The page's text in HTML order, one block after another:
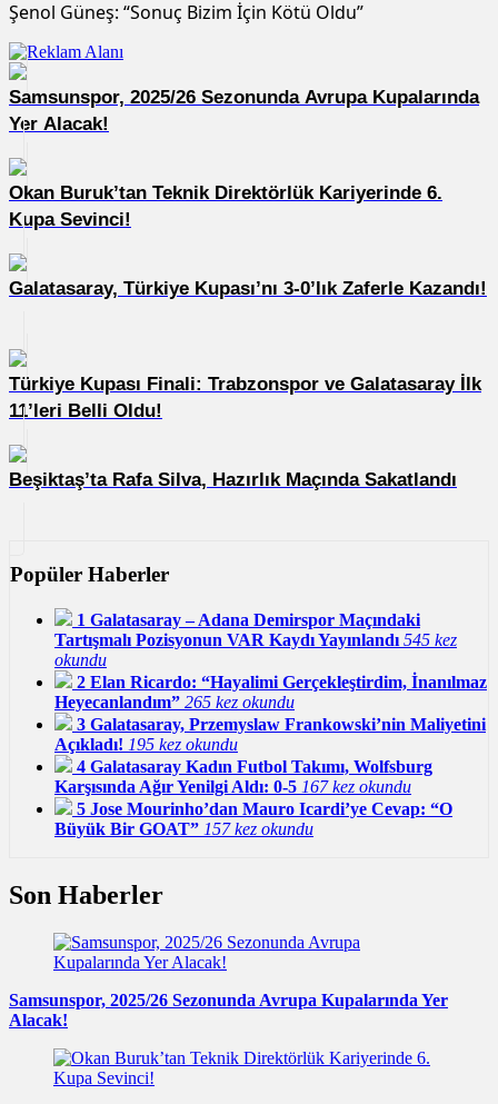
Şenol Güneş: “Sonuç Bizim İçin Kötü Oldu”
Samsunspor, 2025/26 Sezonunda Avrupa Kupalarında
Yer Alacak!
Okan Buruk’tan Teknik Direktörlük Kariyerinde 6.
Kupa Sevinci!
Galatasaray, Türkiye Kupası’nı 3-0’lık Zaferle Kazandı!
Türkiye Kupası Finali: Trabzonspor ve Galatasaray İlk
11’leri Belli Oldu!
Beşiktaş’ta Rafa Silva, Hazırlık Maçında Sakatlandı
Popüler Haberler
1 Galatasaray – Adana Demirspor Maçındaki
Tartışmalı Pozisyonun VAR Kaydı Yayınlandı 545 kez
okundu
2 Elan Ricardo: “Hayalimi Gerçekleştirdim, İnanılmaz
Heyecanlandım” 265 kez okundu
3 Galatasaray, Przemyslaw Frankowski’nin Maliyetini
Açıkladı! 195 kez okundu
4 Galatasaray Kadın Futbol Takımı, Wolfsburg
Karşısında Ağır Yenilgi Aldı: 0-5 167 kez okundu
5 Jose Mourinho’dan Mauro Icardi’ye Cevap: “O
Büyük Bir GOAT” 157 kez okundu
Son Haberler
Samsunspor, 2025/26 Sezonunda Avrupa Kupalarında Yer
Alacak!